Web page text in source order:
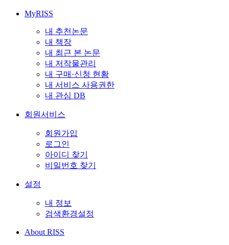
MyRISS
내 추천논문
내 책장
내 최근 본 논문
내 저작물관리
내 구매·신청 현황
내 서비스 사용권한
내 관심 DB
회원서비스
회원가입
로그인
아이디 찾기
비밀번호 찾기
설정
내 정보
검색환경설정
About RISS